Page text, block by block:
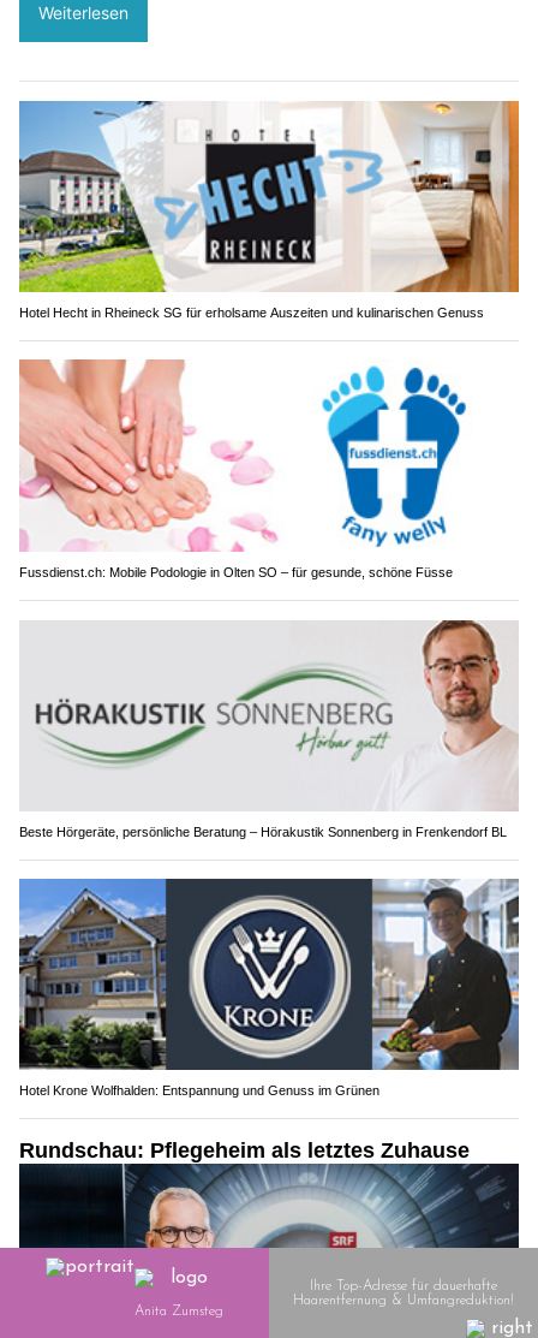
Weiterlesen
Hotel Hecht in Rheineck SG für erholsame Auszeiten und kulinarischen Genuss
Fussdienst.ch: Mobile Podologie in Olten SO – für gesunde, schöne Füsse
Beste Hörgeräte, persönliche Beratung – Hörakustik Sonnenberg in Frenkendorf BL
Hotel Krone Wolfhalden: Entspannung und Genuss im Grünen
Rundschau: Pflegeheim als letztes Zuhause